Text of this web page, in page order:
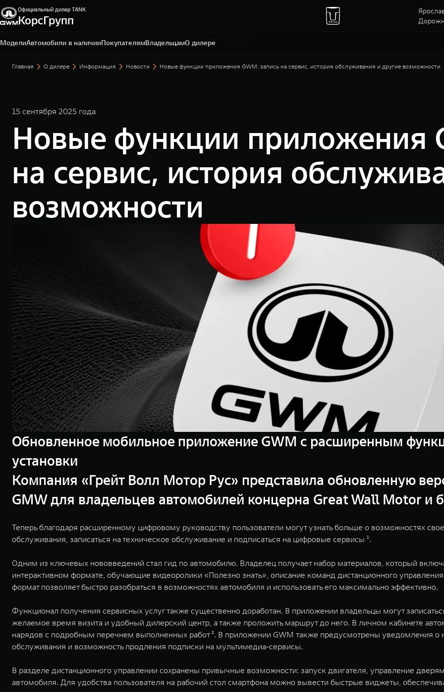
Официальный дилер TANK
КорсГрупп
МоделиАвтомобили в наличииПокупателямВладельцамО дилере
Ярославль, Ярославская обл., пос. Нагорный, ул.
Дорожная, д. 8
+7 (4852) 60-91-12
Главная О дилере Информация Новости Новые функции приложения GWM: запись на сервис, история обслуживания и другие возможности
15 сентября 2025 года
Новые функции приложения
на сервис, история
возможности
Обновленное мобильное приложение GWM с расширенным
установки
Компания «Грейт Волл Мотор Рус» представила обновленную
GMW для владельцев автомобилей концерна Great Wall Motor и
Теперь благодаря расширенному цифровому руководству пользователи могут узнать больше о возможностях
обслуживания, записаться на техническое обслуживание и подписаться на цифровые сервисы ¹.
Одним из ключевых нововведений стал гид по автомобилю. Владелец получает набор материалов, который
интерактивном формате, обучающие видеоролики «Полезно знать», описание команд дистанционного
формат позволяет быстро разобраться в возможностях автомобиля и использовать его максимально эффективно.
Функционал получения сервисных услуг также существенно доработан. В приложении владельцы могут
желаемое время визита и удобный дилерский центр, а также проложить маршрут до него. В личном кабинете
нарядов с подробным перечнем выполненных работ ². В приложении GWM также предусмотрены уведомления о
обслуживания и возможность продления подписки на мультимедиа-сервисы.
В разделе дистанционного управлении сохранены привычные возможности: запуск двигателя, управление
автомобиля. Для удобства пользователя на рабочий стол смартфона можно вывести быстрые виджеты,